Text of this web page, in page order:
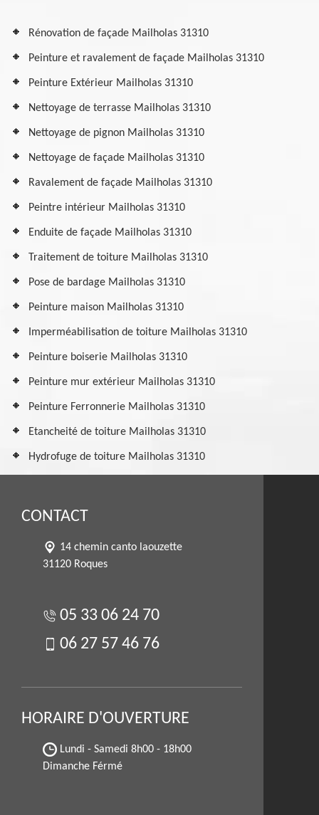
Rénovation de façade Mailholas 31310
Peinture et ravalement de façade Mailholas 31310
Peinture Extérieur Mailholas 31310
Nettoyage de terrasse Mailholas 31310
Nettoyage de pignon Mailholas 31310
Nettoyage de façade Mailholas 31310
Ravalement de façade Mailholas 31310
Peintre intérieur Mailholas 31310
Enduite de façade Mailholas 31310
Traitement de toiture Mailholas 31310
Pose de bardage Mailholas 31310
Peinture maison Mailholas 31310
Imperméabilisation de toiture Mailholas 31310
Peinture boiserie Mailholas 31310
Peinture mur extérieur Mailholas 31310
Peinture Ferronnerie Mailholas 31310
Etancheité de toiture Mailholas 31310
Hydrofuge de toiture Mailholas 31310
CONTACT
14 chemin canto laouzette
31120 Roques
05 33 06 24 70
06 27 57 46 76
HORAIRE D'OUVERTURE
Lundi - Samedi 8h00 - 18h00
Dimanche Férmé